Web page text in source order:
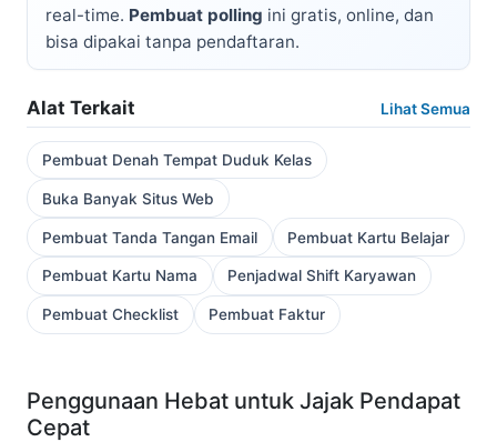
real-time. Pembuat polling ini gratis, online, dan
bisa dipakai tanpa pendaftaran.
Alat Terkait Lihat Semua
Pembuat Denah Tempat Duduk Kelas
Buka Banyak Situs Web
Pembuat Tanda Tangan Email Pembuat Kartu Belajar
Pembuat Kartu Nama Penjadwal Shift Karyawan
Pembuat Checklist Pembuat Faktur
Penggunaan Hebat untuk Jajak Pendapat
Cepat